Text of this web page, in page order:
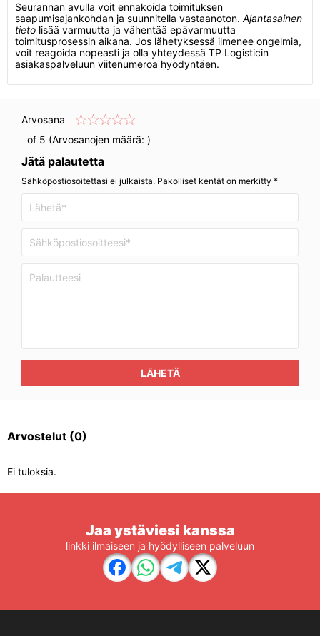
Seurannan avulla voit ennakoida toimituksen
saapumisajankohdan ja suunnitella vastaanoton. Ajantasainen
tieto lisää varmuutta ja vähentää epävarmuutta
toimitusprosessin aikana. Jos lähetyksessä ilmenee ongelmia,
voit reagoida nopeasti ja olla yhteydessä TP Logisticin
asiakaspalveluun viitenumeroa hyödyntäen.
Arvosana
of 5 (Arvosanojen määrä: )
Jätä palautetta
Sähköpostiosoitettasi ei julkaista. Pakolliset kentät on merkitty *
LÄHETÄ
Arvostelut (0)
Ei tuloksia.
Jaa ystäviesi kanssa
linkki ilmaiseen ja hyödylliseen palveluun